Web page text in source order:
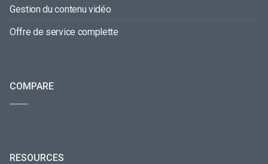
Gestion du contenu vidéo
Offre de service complette
COMPARE
RESOURCES